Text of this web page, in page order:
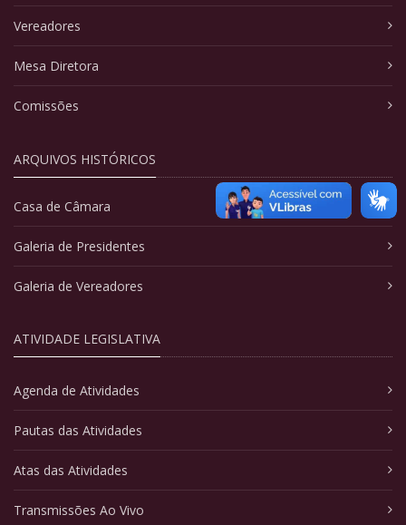
Vereadores
Mesa Diretora
Comissões
ARQUIVOS HISTÓRICOS
Casa de Câmara
Galeria de Presidentes
Galeria de Vereadores
ATIVIDADE LEGISLATIVA
Agenda de Atividades
Pautas das Atividades
Atas das Atividades
Transmissões Ao Vivo